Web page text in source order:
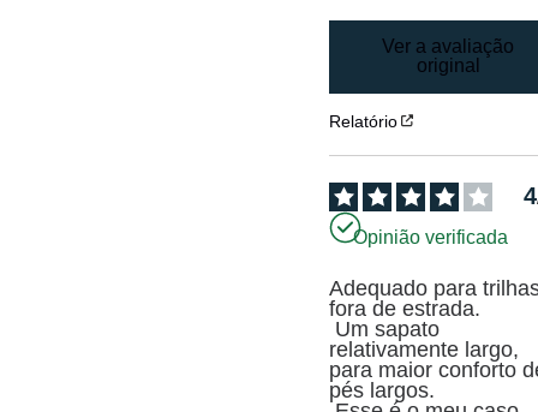
Ver a avaliação
original
Relatório
4
Opinião verificada
Adequado para
fora de estrada.
relativamente largo,
para maior conforto
pés largos.